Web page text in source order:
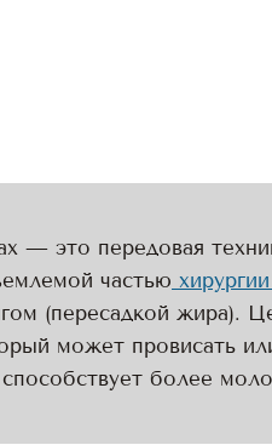
— это передовая
частью хирургии
(пересадкой жира).
может провисать
более